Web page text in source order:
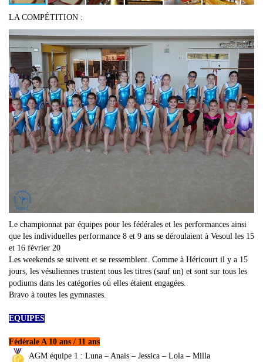
LA COMPÉTITION :
Le championnat par équipes pour les fédérales et les performances ainsi
que les individuelles performance 8 et 9 ans se déroulaient à Vesoul les 15
et 16 février 20
Les weekends se suivent et se ressemblent. Comme à Héricourt il y a 15
jours, les vésuliennes trustent tous les titres (sauf un) et sont sur tous les
podiums dans les catégories où elles étaient engagées.
Bravo à toutes les gymnastes.
EQUIPES
Fédérale A 10 ans / 11 ans
AGM équipe 1 : Luna – Anais – Jessica – Lola – Milla